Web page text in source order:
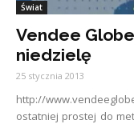
Świat
Vendee
niedzielę
25 stycznia 2013
http://
ostatniej prostej do